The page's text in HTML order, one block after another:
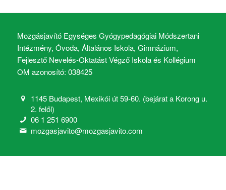
Mozgásjavító Egységes Gyógypedagógiai Módszertani
Intézmény, Óvoda, Általános Iskola, Gimnázium,
Fejlesztő Nevelés-Oktatást Végző Iskola és Kollégium
OM azonosító: 038425
1145 Budapest, Mexikói út 59-60. (bejárat a Korong u.
2. felől)
06 1 251 6900
mozgasjavito@mozgasjavito.com